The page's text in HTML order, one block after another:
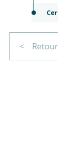
< Retour